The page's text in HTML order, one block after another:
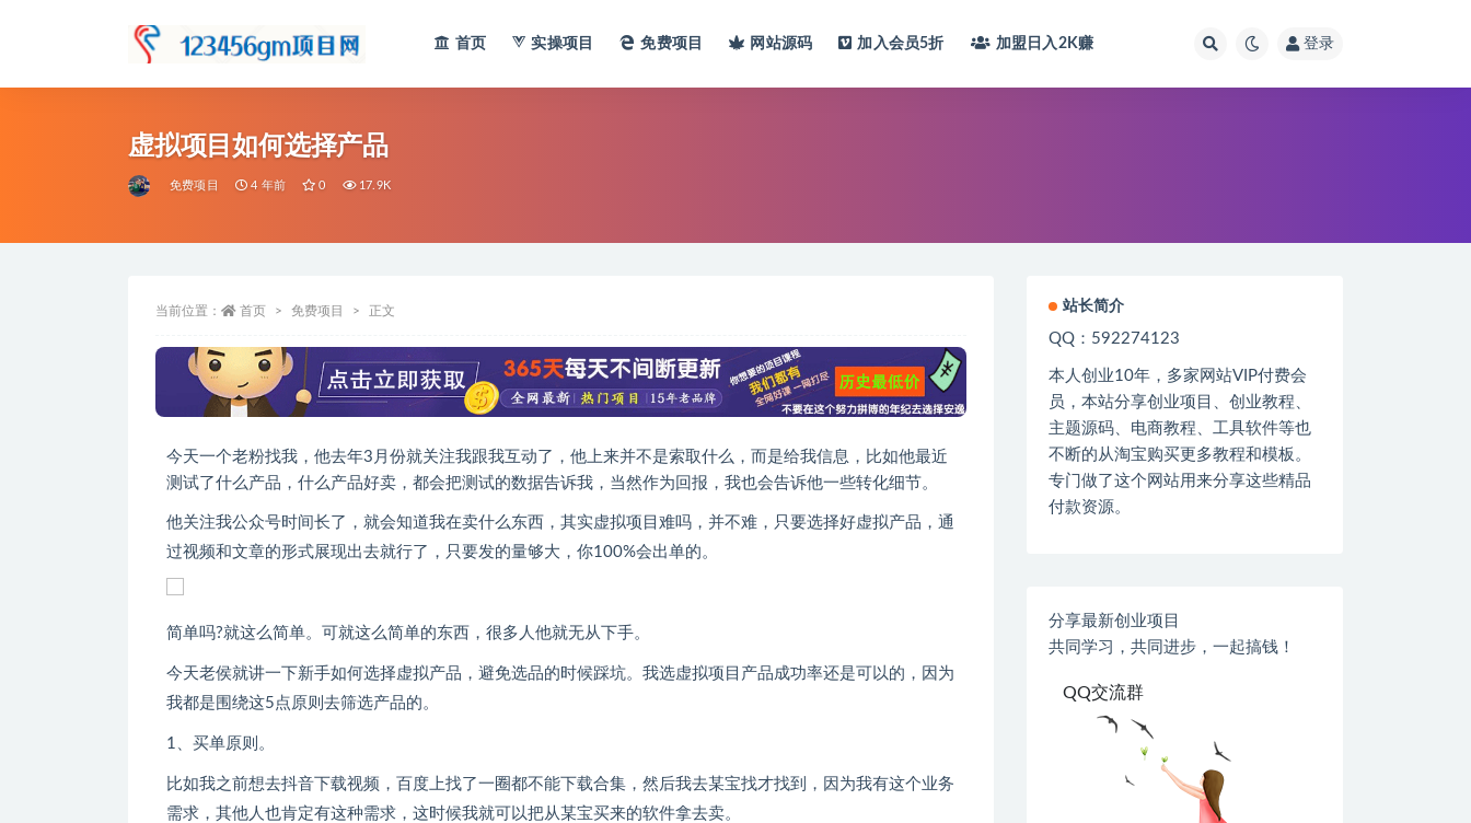
首页 实操项目 免费项目 网站源码 加入会员5折 加盟日入2K赚 登录
虚拟项目如何选择产品
免费项目 4 年前 0 17.9K
当前位置： 首页 免费项目 正文
今天一个老粉找我，他去年3月份就关注我跟我互动了，他上来并不是索取什么，而是给我信息，比如他最近
测试了什么产品，什么产品好卖，都会把测试的数据告诉我，当然作为回报，我也会告诉他一些转化细节。
他关注我公众号时间长了，就会知道我在卖什么东西，其实虚拟项目难吗，并不难，只要选择好虚拟产品，通
过视频和文章的形式展现出去就行了，只要发的量够大，你100%会出单的。
简单吗?就这么简单。可就这么简单的东西，很多人他就无从下手。
今天老侯就讲一下新手如何选择虚拟产品，避免选品的时候踩坑。我选虚拟项目产品成功率还是可以的，因为
我都是围绕这5点原则去筛选产品的。
1、买单原则。
比如我之前想去抖音下载视频，百度上找了一圈都不能下载合集，然后我去某宝找才找到，因为我有这个业务
需求，其他人也肯定有这种需求，这时候我就可以把从某宝买来的软件拿去卖。
站长简介
QQ：592274123
本人创业10年，多家网站VIP付费会
员，本站分享创业项目、创业教程、
主题源码、电商教程、工具软件等也
不断的从淘宝购买更多教程和模板。
专门做了这个网站用来分享这些精品
付款资源。
分享最新创业项目
共同学习，共同进步，一起搞钱！
QQ交流群